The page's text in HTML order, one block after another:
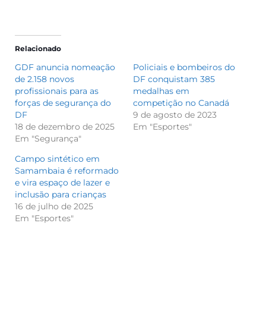
Relacionado
GDF anuncia nomeação
de 2.158 novos
profissionais para as
forças de segurança do
DF
18 de dezembro de 2025
Em "Segurança"
Policiais e bombeiros do
DF conquistam 385
medalhas em
competição no Canadá
9 de agosto de 2023
Em "Esportes"
Campo sintético em
Samambaia é reformado
e vira espaço de lazer e
inclusão para crianças
16 de julho de 2025
Em "Esportes"